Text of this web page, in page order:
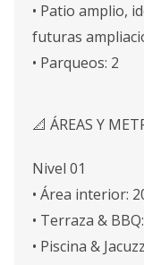
• Patio amplio,
futuras
• Parqueos: 2
📐 ÁREAS Y
Nivel 01
• Área interior:
• Terraza &
• Piscina &